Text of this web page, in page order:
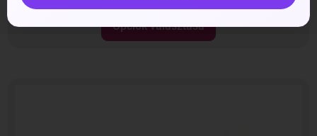
Opciók választása